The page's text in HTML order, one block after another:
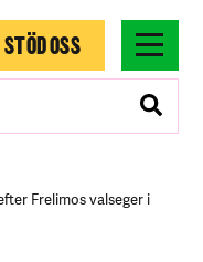
STÖD OSS
Frelimos valseger i